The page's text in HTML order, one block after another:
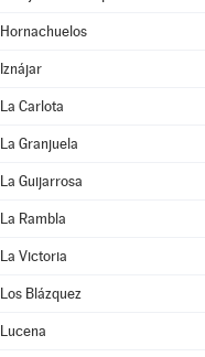
Hornachuelos
Iznájar
La Carlota
La Granjuela
La Guijarrosa
La Rambla
La Victoria
Los Blázquez
Lucena